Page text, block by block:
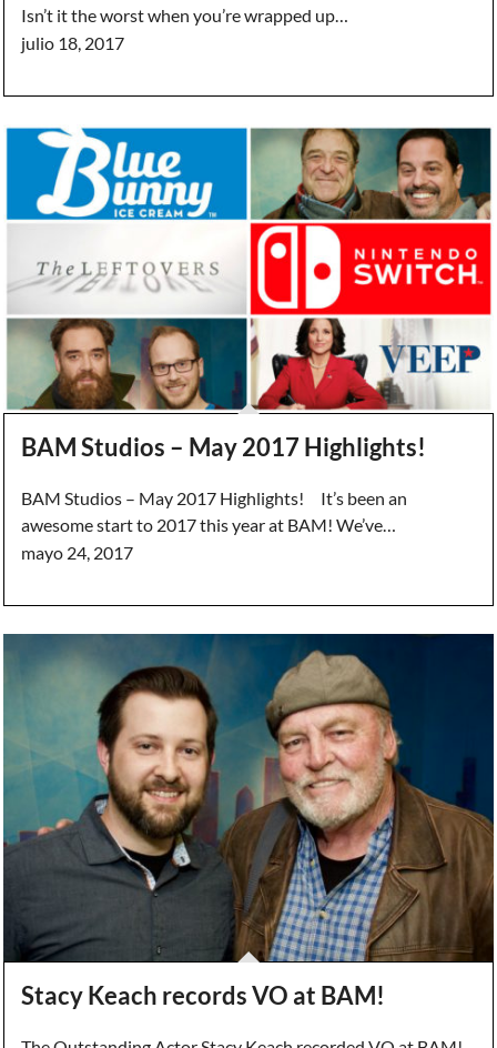
Isn’t it the worst when you’re wrapped up…
julio 18, 2017
BAM Studios – May 2017 Highlights!
BAM Studios – May 2017 Highlights! It’s been an
awesome start to 2017 this year at BAM! We’ve…
mayo 24, 2017
Stacy Keach records VO at BAM!